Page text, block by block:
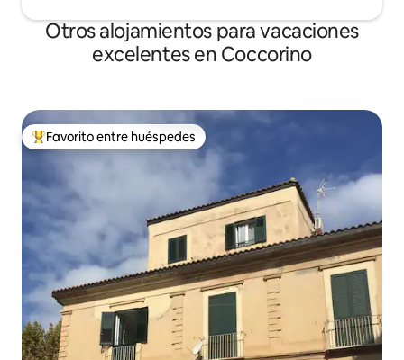
Otros alojamientos para vacaciones
excelentes en Coccorino
Favorito entre huéspedes preferido
Favorito entre huéspedes